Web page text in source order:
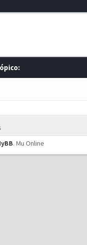
. Mu Online